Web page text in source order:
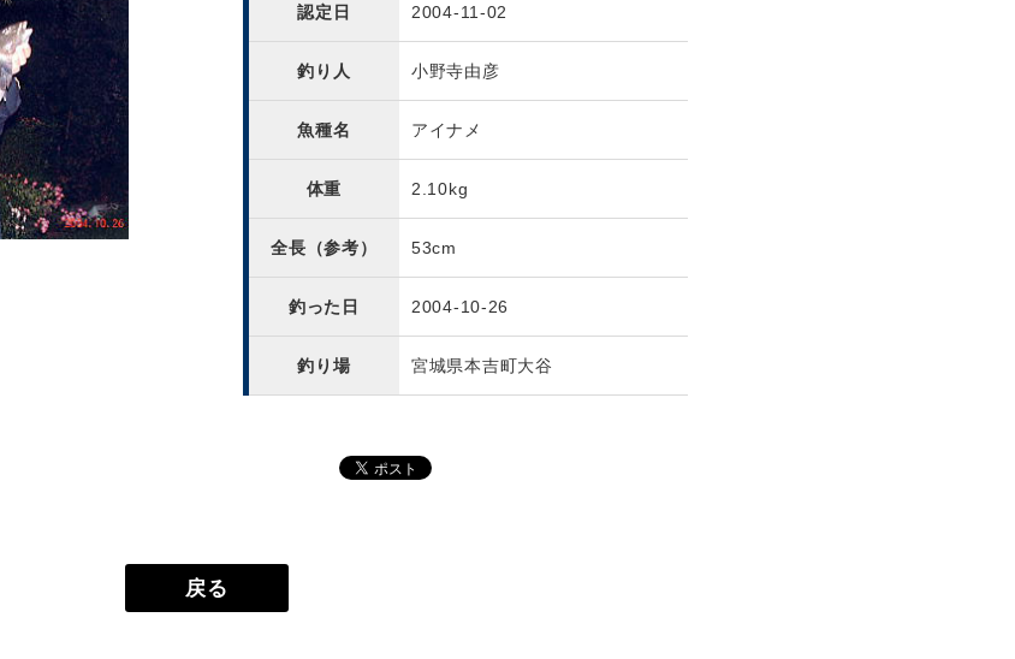
認定日 2004-11-02
釣り人 小野寺由彦
魚種名 アイナメ
体重 2.10kg
全長（参考） 53cm
釣った日 2004-10-26
釣り場 宮城県本吉町大谷
戻る